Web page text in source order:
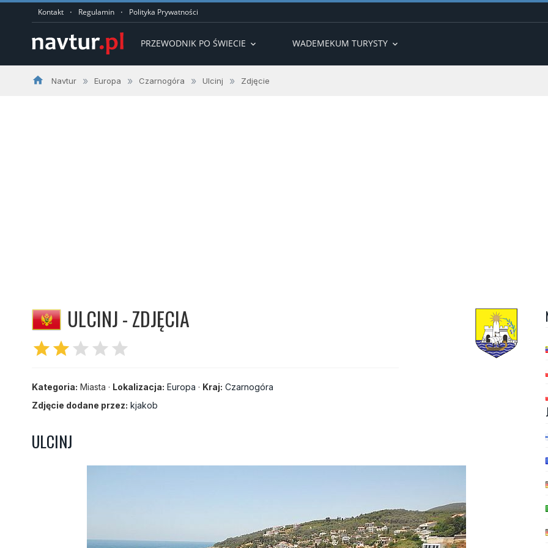
Kontakt · Regulamin · Polityka Prywatności
PRZEWODNIK PO ŚWIECIE expand_more WADEMEKUM TURYSTY expand_more
home Navtur » Europa » Czarnogóra » Ulcinj » Zdjęcie
ULCINJ - ZDJĘCIA
starstar star star star
Kategoria: Miasta · Lokalizacja: Europa · Kraj: Czarnogóra
Zdjęcie dodane przez: kjakob
ULCINJ